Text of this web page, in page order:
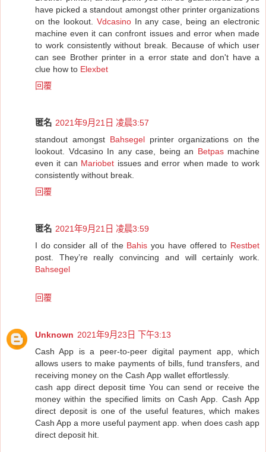
have picked a standout amongst other printer organizations
on the lookout. VdcasinoIn any case, being an electronic
machine even it can confront issues and error when made
to work consistently without break. Because of which user
can see Brother printer in a error state and don't have a
clue how to Elexbet
回覆
匿名 2021年9月21日 凌晨3:57
standout amongst Bahsegelprinter organizations on the
lookout. Vdcasino In any case, being an Betpasmachine
even it can Mariobet issues and error when made to work
consistently without break.
回覆
匿名 2021年9月21日 凌晨3:59
I do consider all of the Bahis you have offered to Restbet
post. They’re really convincing and will certainly work.
Bahsegel
回覆
Unknown 2021年9月23日 下午3:13
Cash App is a peer-to-peer digital payment app, which
allows users to make payments of bills, fund transfers, and
receiving money on the Cash App wallet effortlessly.
cash app direct deposit time You can send or receive the
money within the specified limits on Cash App. Cash App
direct deposit is one of the useful features, which makes
Cash App a more useful payment app. when does cash app
direct deposit hit.